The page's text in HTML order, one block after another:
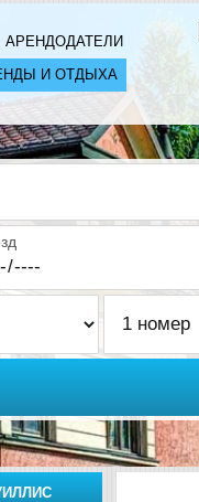
АРЕНДОДАТЕЛИ
И ОТДЫХА